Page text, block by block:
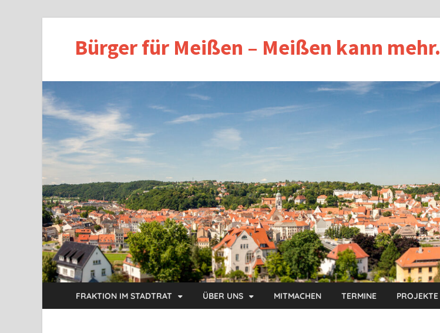
Bürger für Meißen – Meißen kann mehr.
FRAKTION IM STADTRAT ÜBER UNS MITMACHEN TERMINE PROJEKTE